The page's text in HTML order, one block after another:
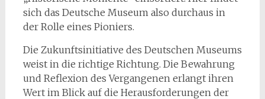
sich das Deutsche Museum also durchaus in
der Rolle eines Pioniers.
Die Zukunftsinitiative des Deutschen Museums
weist in die richtige Richtung. Die Bewahrung
und Reflexion des Vergangenen erlangt ihren
Wert im Blick auf die Herausforderungen der